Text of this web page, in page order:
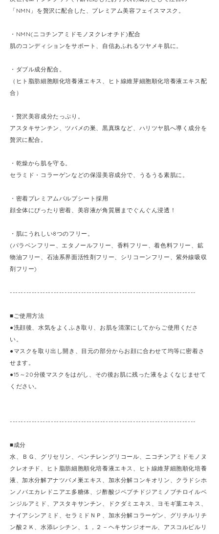
「NMN」を贅沢に配合した、プレミアム美容フェイスマスク。
・NMN(ニコチンアミドモノヌクレオチド)配合
肌のコンディションをサポート、自信あふれるツヤメキ肌に。
・ダブル成分配合。
（ヒト脂肪細胞順化培養液エキス、ヒト線維芽細胞順化培養液エキス配
合）
・贅沢美容成分たっぷり。
アスタキサンチン、ツバメの巣、黒真珠など、ハリツヤ肌へ導く成分を
贅沢に配合。
・乾燥から肌を守る。
セラミド・コラーゲンなどの保湿美容成分で、うるうる素肌に。
・密着プレミアムパルプシート採用
顔全体にぴったり密着、美容液が角質層までぐんぐん浸透！
・肌にうれしい8つのフリー。
(パラベンフリー、エタノールフリー、香料フリー、着色料フリー、鉱
物油フリー、石油系界面活性剤フリー、シリコーンフリー、紫外線吸収
剤フリー)
--------------------------------------------------------------------
■ご使用方法
●洗顔後、水気をよくふき取り、お肌を清潔にしてからご使用くださ
い。
●マスクを取り出し開き、目元の部分からお顔に合わせて均等に密着さ
せます。
●15～20分後マスクをはがし、その後お肌に残った液をよくなじませて
ください。
--------------------------------------------------------------------
■成分
水、ＢＧ、グリセリン、ペンチレングリコール、ニコチンアミドモノヌ
クレオチド、ヒト脂肪細胞順化培養液エキス、ヒト線維芽細胞順化培養
液、加水分解アナツバメ巣エキス、加水分解コンキオリン、クラドシホ
ンノバエカレドニアエ多糖体、ジ酢酸ジペプチドジアミノブチロイルベ
ンジルアミド、アスタキサンチン、ドクダミエキス、ヨモギ葉エキス、
ナイアシンアミド、セラミドＮＰ、加水分解コラーゲン、グリチルリチ
ン酸２Ｋ、水添レシチン、１，２－ヘキサンジオール、アスコルビルリ